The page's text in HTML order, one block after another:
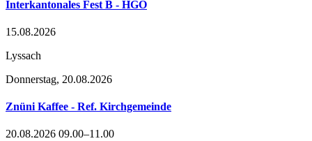
Interkantonales Fest B - HGO
15.08.2026
Lyssach
Donnerstag, 20.08.2026
Znüni Kaffee - Ref. Kirchgemeinde
20.08.2026 09.00–11.00